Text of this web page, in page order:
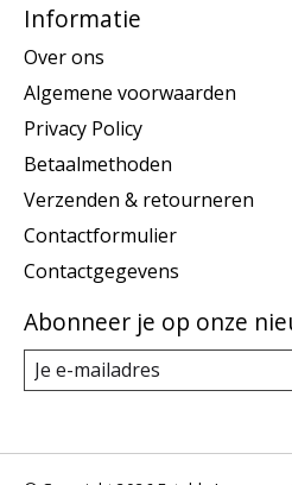
Informatie
Over ons
Algemene voorwaarden
Privacy Policy
Betaalmethoden
Verzenden & retourneren
Contactformulier
Contactgegevens
Abonneer je op onze